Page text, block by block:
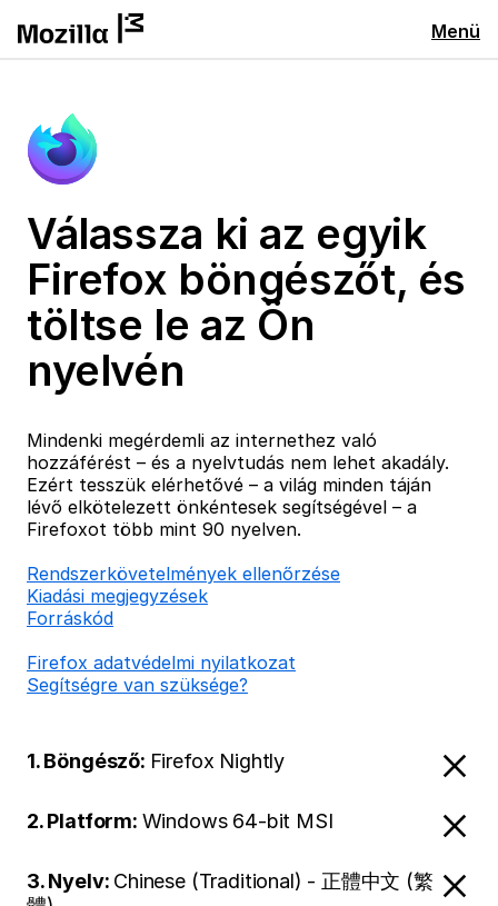
Menü
Válassza ki az egyik
Firefox böngészőt, és
töltse le az Ön
nyelvén
Mindenki megérdemli az internethez való
hozzáférést – és a nyelvtudás nem lehet akadály.
Ezért tesszük elérhetővé – a világ minden táján
lévő elkötelezett önkéntesek segítségével – a
Firefoxot több mint 90 nyelven.
Rendszerkövetelmények ellenőrzése
Kiadási megjegyzések
Forráskód
Firefox adatvédelmi nyilatkozat
Segítségre van szüksége?
1. Böngésző: Firefox Nightly
2. Platform: Windows 64-bit MSI
3. Nyelv: Chinese (Traditional) - 正體中文 (繁